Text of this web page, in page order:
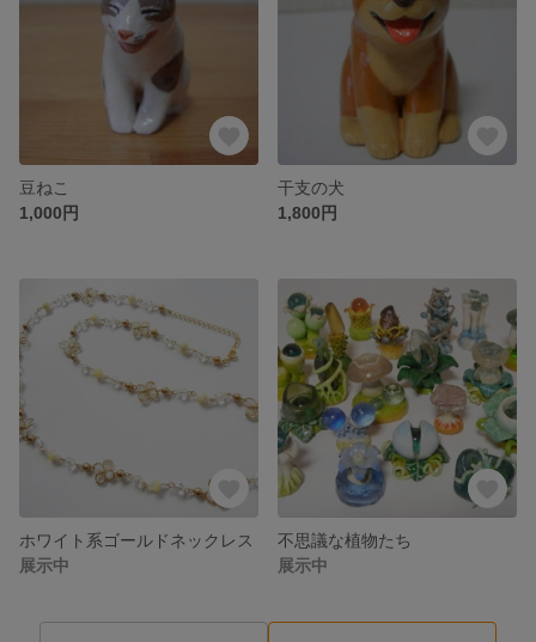
豆ねこ
1,000円
干支の犬
1,800円
ホワイト系ゴールドネックレス
展示中
不思議な植物たち
展示中